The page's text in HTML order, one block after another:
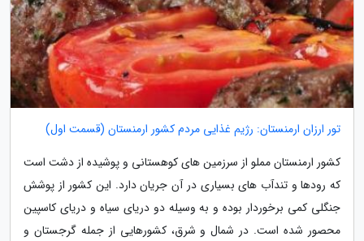
تور ارزان ارمنستان: رژیم غذایی مردم کشور ارمنستان (قسمت اول)
کشور ارمنستان مملو از سرزمین های کوهستانی و پوشیده از دشت است
که رودها و تندآب های بسیاری در آن جریان دارد. این کشور از پوشش
جنگلی کمی برخوردار بوده و به وسیله دو دریای سیاه و دریای کاسپین
محصور شده است. در شمال و شرق، کشورهایی از جمله گرجستان و